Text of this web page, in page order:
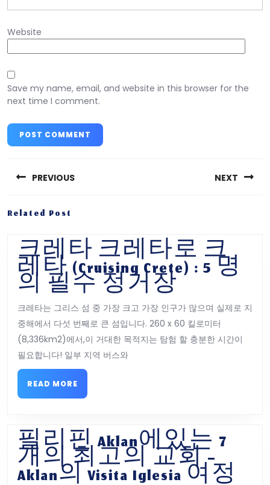
Website
Save my name, email, and website in this browser for the
next time I comment.
navigation
PREVIOUS
Previous
NEXT
Related Post
크레타 크레타로 크
레타 (Cruising Crete) : 5 명
의 필수 정거장
레
타
크
타
(Cruising
Crete)
크레타는 그리스 섬 중 가장 크고 가장 인구가 많으며 실제로 지
중해에서 다섯 번째로 큰 섬입니다. 260 x 60 킬로미터
(8,336km2)에서,이 거대한 목적지는 탐험 할 충분한 시간이
필요합니다! 일부 지역 버스와
READ MORE
MORE
필리핀 Aklan에있는 7
개의 최고의 교회 –
Aklan의 Visita Iglesia 여정